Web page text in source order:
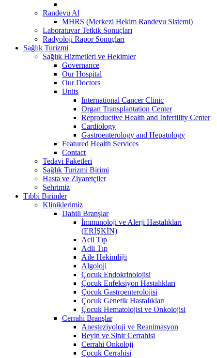
Randevu Al
MHRS (Merkezi Hekim Randevu Sistemi)
Laboratuvar Tetkik Sonuçları
Radyoloji Rapor Sonuçları
Sağlık Turizmi
Sağlık Hizmetleri ve Hekimler
Governance
Our Hospital
Our Doctors
Units
International Cancer Clinic
Organ Transplantation Center
Reproductive Health and Infertility Center
Cardiology
Gastroenterology and Hepatology
Featured Health Services
Contact
Tedavi Paketleri
Sağlık Turizmi Birimi
Hasta ve Ziyaretçiler
Şehrimiz
Tıbbi Birimler
Kliniklerimiz
Dahili Branşlar
İmmunoloji ve Alerji Hastalıkları
(ERİŞKİN)
Acil Tıp
Adli Tıp
Aile Hekimliği
Algoloji
Çocuk Endokrinolojisi
Çocuk Enfeksiyon Hastalıkları
Çocuk Gastroenterolojisi
Çocuk Genetik Hastalıkları
Çocuk Hematolojisi ve Onkolojisi
Cerrahi Branşlar
Anesteziyoloji ve Reanimasyon
Beyin ve Sinir Cerrahisi
Cerrahi Onkoloji
Çocuk Cerrahisi